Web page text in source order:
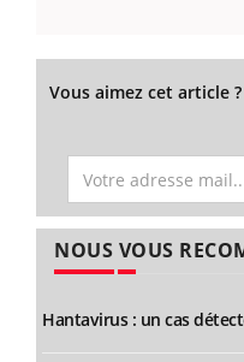
Vous aimez cet article
NOUS VOUS
Hantavirus : un cas